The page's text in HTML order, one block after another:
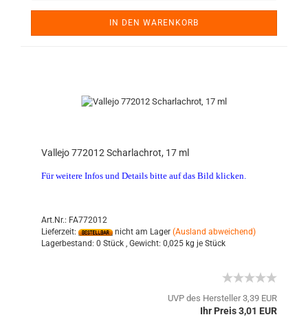
IN DEN WARENKORB
Vallejo 772012 Scharlachrot, 17 ml
Für weitere Infos und Details bitte auf das Bild klicken.
Art.Nr.: FA772012
Lieferzeit:
nicht am Lager (Ausland abweichend)
Lagerbestand: 0 Stück , Gewicht: 0,025 kg je Stück
UVP des Hersteller 3,39 EUR
Ihr Preis 3,01 EUR